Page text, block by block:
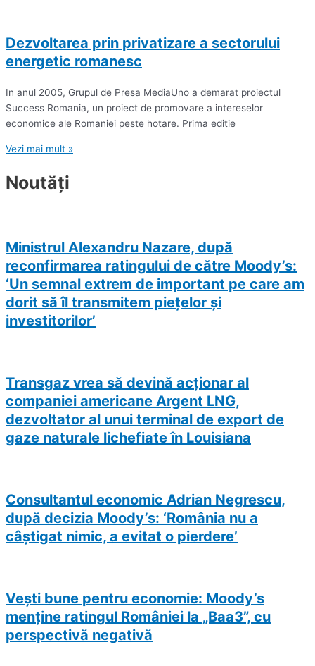
Dezvoltarea prin privatizare a sectorului
energetic romanesc
In anul 2005, Grupul de Presa MediaUno a demarat proiectul
Success Romania, un proiect de promovare a intereselor
economice ale Romaniei peste hotare. Prima editie
Vezi mai mult »
Noutăți
Ministrul Alexandru Nazare, după
reconfirmarea ratingului de către Moody’s:
‘Un semnal extrem de important pe care am
dorit să îl transmitem pieţelor şi
investitorilor’
Transgaz vrea să devină acţionar al
companiei americane Argent LNG,
dezvoltator al unui terminal de export de
gaze naturale lichefiate în Louisiana
Consultantul economic Adrian Negrescu,
după decizia Moody’s: ‘România nu a
câştigat nimic, a evitat o pierdere’
Vești bune pentru economie: Moody’s
menţine ratingul României la „Baa3”, cu
perspectivă negativă